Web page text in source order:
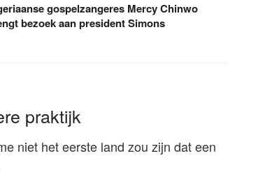
gospelzangeres Mercy Chinwo
bezoek aan president Simons
praktijk
niet het eerste land zou zijn dat een